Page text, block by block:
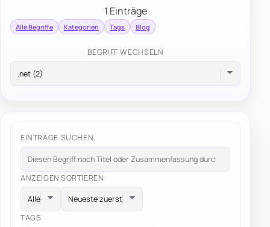
1 Einträge
Alle Begriffe Kategorien Tags Blog
BEGRIFF WECHSELN
EINTRÄGE SUCHEN
ANZEIGEN SORTIEREN
TAGS